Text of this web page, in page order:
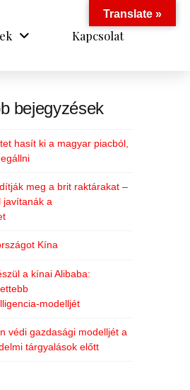
Kapcsolat
bejegyzések
hasít ki a magyar piacból,
meg a brit raktárakat –
javítanák a
Kína
a kínai Alibaba:
modelljét
védi gazdasági modelljét a
tárgyalások előtt
Translate »